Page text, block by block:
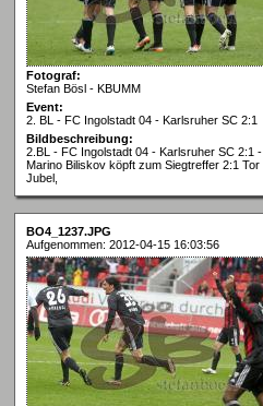
Fotograf:
Stefan Bösl - KBUMM
Event:
2. BL - FC Ingolstadt 04 - Karlsruher SC 2:1
Bildbeschreibung:
2.BL - FC Ingolstadt 04 - Karlsruher SC 2:1 -
Marino Biliskov köpft zum Siegtreffer 2:1 Tor
Jubel,
BO4_1237.JPG
Aufgenommen: 2012-04-15 16:03:56